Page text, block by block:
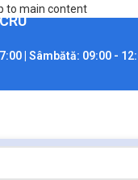
to main content
| Sâmbătă: 09:00 -